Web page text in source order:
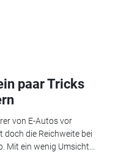
paar Tricks
von E-Autos vor
die Reichweite bei
ein wenig Umsicht...